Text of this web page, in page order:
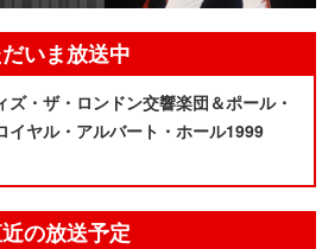
いま放送中
・ザ・ロンドン交響楽団＆ポール・
イヤル・アルバート・ホール1999
の放送予定